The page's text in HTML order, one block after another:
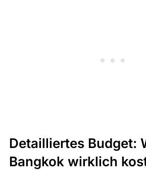
Detailliertes Budget:
Bangkok wirklich